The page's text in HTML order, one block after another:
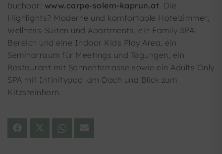
buchbar: www.carpe-solem-kaprun.at. Die
Highlights? Moderne und komfortable Hotelzimmer,
Wellness-Suiten und Apartments, ein Family SPA-
Bereich und eine Indoor Kids Play Area, ein
Seminarraum für Meetings und Tagungen, ein
Restaurant mit Sonnenterrasse sowie ein Adults Only
SPA mit Infinitypool am Dach und Blick zum
Kitzsteinhorn.